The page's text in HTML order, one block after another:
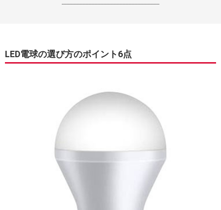
------------------------------------------------------------------
LED電球の選び方のポイント6点